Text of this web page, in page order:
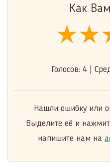
Как
Голосов: 4
Нашли ошибку или
Выделите её и
напишите нам на